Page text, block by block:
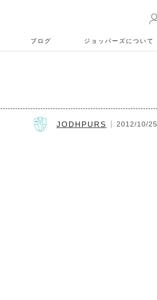
ブログ ジョッパーズについて
JODHPURS 2012/10/25